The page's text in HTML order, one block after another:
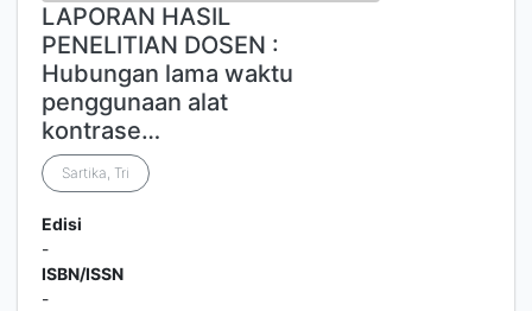
LAPORAN HASIL
PENELITIAN DOSEN :
Hubungan lama waktu
penggunaan alat
kontrase…
Sartika, Tri
Edisi
-
ISBN/ISSN
-